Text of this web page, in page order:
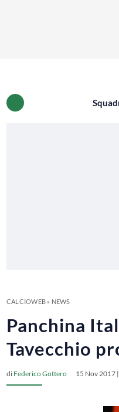
CALCIOWEB» NEWS
Panchina
Tavecchio
di Federico Gottero 15 Nov 2017